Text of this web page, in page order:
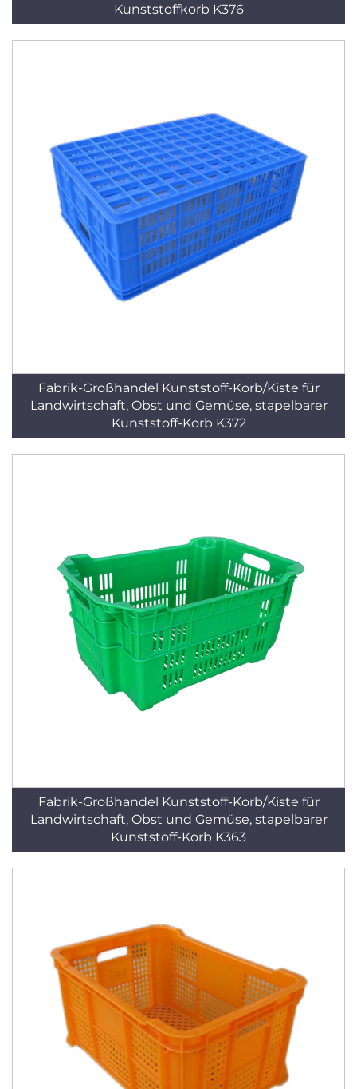
Kunststoffkorb K376
Fabrik-Großhandel Kunststoff-Korb/Kiste für
Landwirtschaft, Obst und Gemüse, stapelbarer
Kunststoff-Korb K372
Fabrik-Großhandel Kunststoff-Korb/Kiste für
Landwirtschaft, Obst und Gemüse, stapelbarer
Kunststoff-Korb K363